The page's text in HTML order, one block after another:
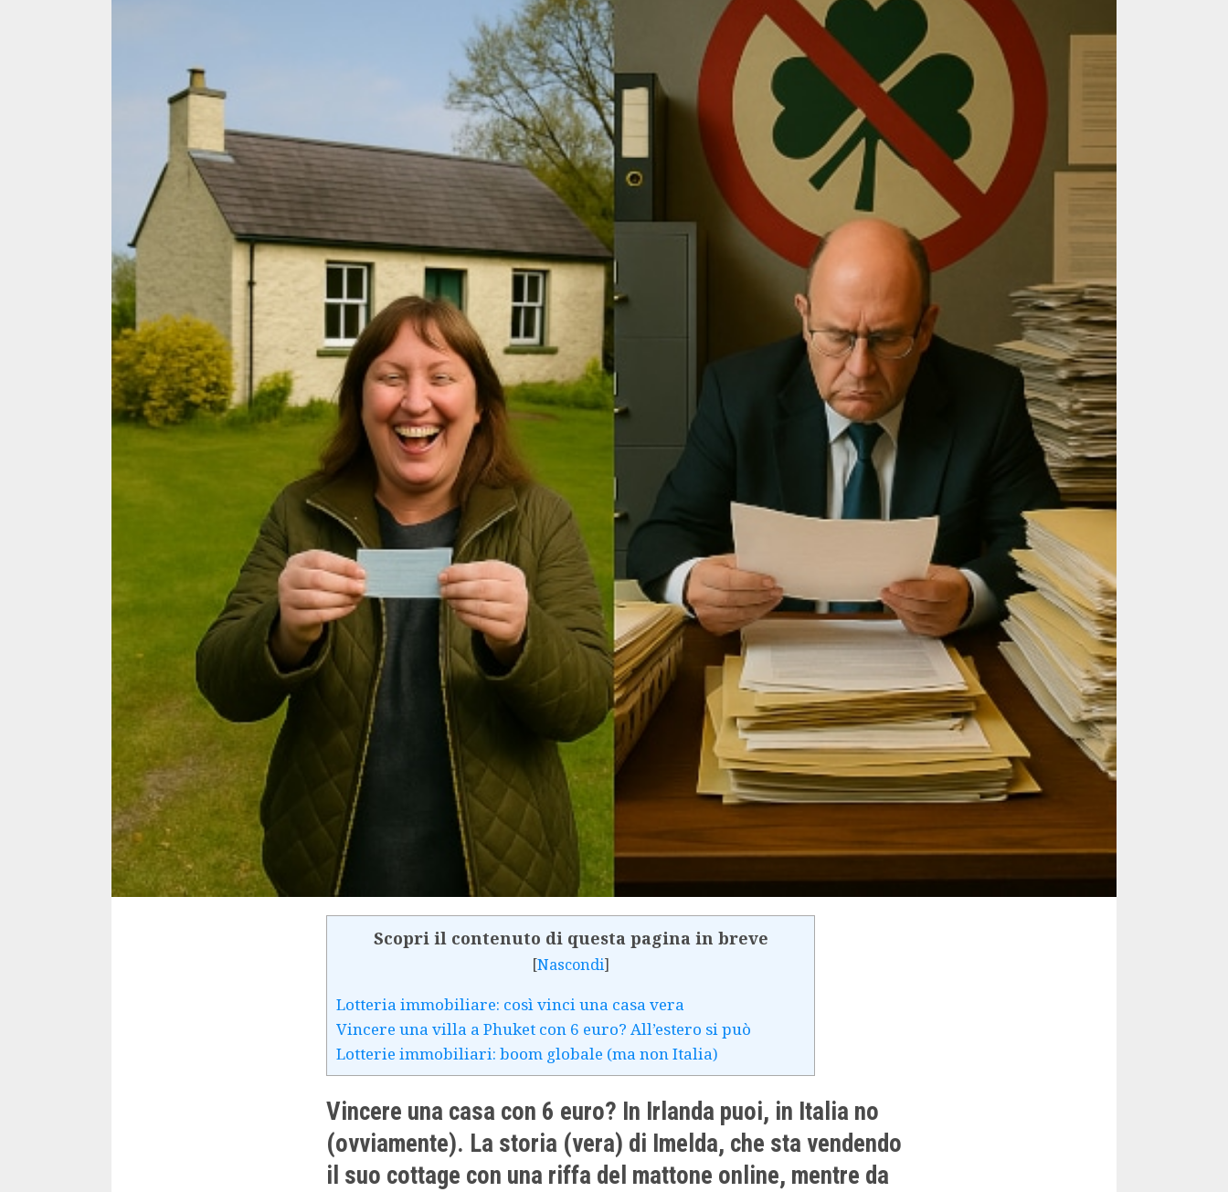
Scopri il contenuto di questa pagina in breve
[Nascondi]
Lotteria immobiliare: così vinci una casa vera
Vincere una villa a Phuket con 6 euro? All’estero si può
Lotterie immobiliari: boom globale (ma non Italia)
Vincere una casa con 6 euro? In Irlanda puoi, in Italia no
(ovviamente). La storia (vera) di Imelda, che sta vendendo
il suo cottage con una riffa del mattone online, mentre da